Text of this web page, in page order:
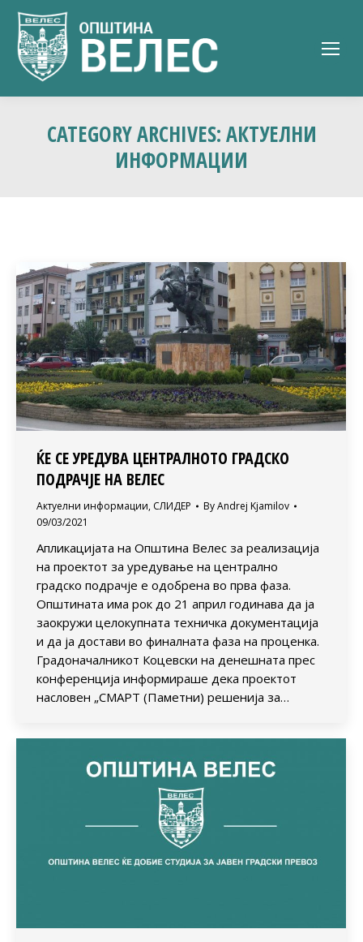
CATEGORY ARCHIVES:АКТУЕЛНИ
ИНФОРМАЦИИ
ЌЕ СЕ УРЕДУВА ЦЕНТРАЛНОТО ГРАДСКО
ПОДРАЧЈЕ НА ВЕЛЕС
Актуелни информации, СЛИДЕР ByAndrej Kjamilov
09/03/2021
Апликацијата на Општина Велес за реализација
на проектот за уредување на централно
градско подрачје е одобрена во прва фаза.
Општината има рок до 21 април годинава да ја
заокружи целокупната техничка документација
и да ја достави во финалната фаза на проценка.
Градоначалникот Коцевски на денешната прес
конференција информираше дека проектот
насловен „СМАРТ (Паметни) решенија за…